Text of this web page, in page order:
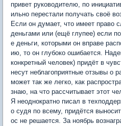
привет руководителю, по
ильно перестали получать своё
Если он думает, что имеет право
деньгами или (ещё глупее) если
е деньги, которыми он вправе
ию, то он глубоко ошибается.
конкретный человек) придёт в
несут неблагоприятные отзывы о
может так же легко, как
знаю, на что рассчитывает этот
Я неоднократно писал в
о судя по всему, придётся
ос не решается. За ноябрь